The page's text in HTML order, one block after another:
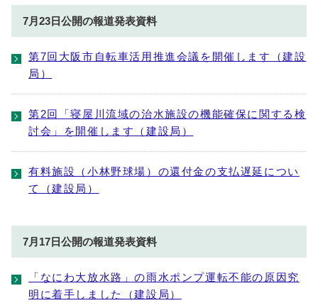
7月23日公開の報道発表資料
第7回大阪市自転車活用推進会議を開催します（建設
局）
第2回「寝屋川流域の治水施設の機能確保に関する検
討会」を開催します（建設局）
有料施設（小林野球場）の還付金の支払遅延につい
て（建設局）
7月17日公開の報道発表資料
「なにわ大放水路」の雨水ポンプ運転不能の原因究
明に着手しました（建設局）